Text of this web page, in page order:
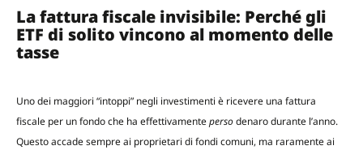
La fattura fiscale invisibile: Perché gli
ETF di solito vincono al momento delle
tasse
Uno dei maggiori “intoppi” negli investimenti è ricevere una fattura
fiscale per un fondo che ha effettivamentepersodenaro durante l’anno.
Questo accade sempre ai proprietari di fondi comuni, ma raramente ai